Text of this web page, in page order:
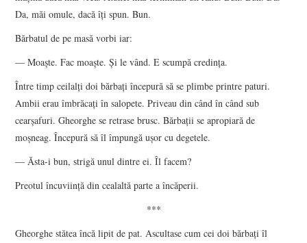
Da, măi omule, dacă îți spun. Bun.
Bărbatul de pe masă vorbi iar:
— Moaște. Fac moaște. Și le vând. E scumpă credința.
Între timp ceilalți doi bărbați începură să se plimbe printre paturi.
Ambii erau îmbrăcați în salopete. Priveau din când în când sub
cearșafuri. Gheorghe se retrase brusc. Bărbații se apropiară de
moșneag. Începură să îl împungă ușor cu degetele.
— Ăsta-i bun, strigă unul dintre ei. Îl facem?
Preotul încuviință din cealaltă parte a încăperii.
***
Gheorghe stătea încă lipit de pat. Ascultase cum cei doi bărbați îl